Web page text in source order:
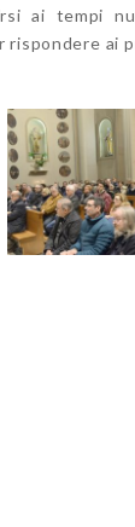
ai tempi
rispondere ai